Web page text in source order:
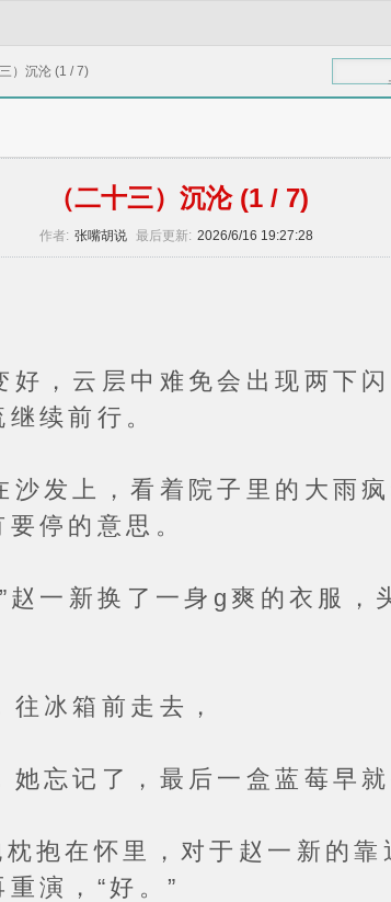
三）沉沦 (1 / 7)
（二十三）沉沦 (1 / 7)
作者: 张嘴胡说 最后更新: 2026/6/16 19:27:28
云层中难免会出现两下闪
续前行。
上，看着院子里的大雨疯
停的意思。
新换了一身g爽的衣服，
箱前走去，
记了，最后一盒蓝莓早就
怀里，对于赵一新的靠
演，“好。”